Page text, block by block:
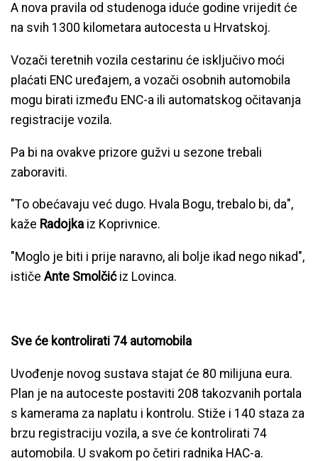
A nova pravila od studenoga iduće godine vrijedit će
na svih 1300 kilometara autocesta u Hrvatskoj.
Vozači teretnih vozila cestarinu će isključivo moći
plaćati ENC uređajem, a vozači osobnih automobila
mogu birati između ENC-a ili automatskog očitavanja
registracije vozila.
Pa bi na ovakve prizore gužvi u sezone trebali
zaboraviti.
"To obećavaju već dugo. Hvala Bogu, trebalo bi, da",
kaže Radojka iz Koprivnice.
"Moglo je biti i prije naravno, ali bolje ikad nego nikad",
ističe Ante Smolčićiz Lovinca.
Sve će kontrolirati 74 automobila
Uvođenje novog sustava stajat će 80 milijuna eura.
Plan je na autoceste postaviti 208 takozvanih portala
s kamerama za naplatu i kontrolu. Stiže i 140 staza za
brzu registraciju vozila, a sve će kontrolirati 74
automobila. U svakom po četiri radnika HAC-a.